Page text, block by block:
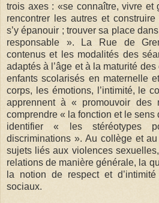
trois axes : «se connaître, vivre et
rencontrer les autres et
s’y épanouir ; trouver sa place
responsable ». La Rue de
contenus et les modalités des
adaptés à l’âge et à la maturité
enfants scolarisés en maternelle
corps, les émotions, l’intimité, le
apprennent à « promouvoir des
comprendre « la fonction et le sens
identifier « les stéréotypes
discriminations ». Au collège et
sujets liés aux violences
relations de manière générale, la
la notion de respect et
sociaux.